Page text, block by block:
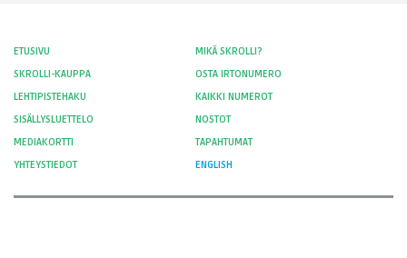
ETUSIVU
MIKÄ SKROLLI?
SKROLLI-KAUPPA
OSTA IRTONUMERO
LEHTIPISTEHAKU
KAIKKI NUMEROT
SISÄLLYSLUETTELO
NOSTOT
MEDIAKORTTI
TAPAHTUMAT
YHTEYSTIEDOT
ENGLISH